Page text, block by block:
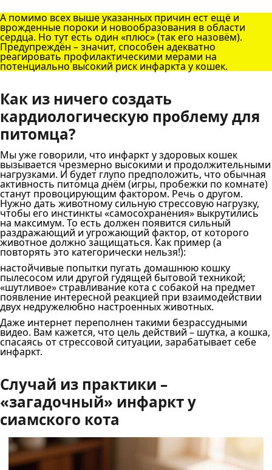
А помимо всех выше указанных причин ест ещё и
врожденные пороки и новообразования в области
сердца. Но тут есть один «плюс» (так его назовём).
Предупреждён – значит, способен адекватно
реагировать профилактическими мерами на
потенциально высокий риск инфаркта у кошек.
Как из ничего создать
кардиологическую проблему для
питомца?
Мы уже говорили, что инфаркт у здоровых кошек
вызывается чрезмерно высокими и продолжительными
нагрузками. И будет глупо предположить, что обычная
активность питомца днём (игры, пробежки по комнате)
станут провоцирующим фактором. Речь о другом.
Нужно дать животному сильную стрессовую нагрузку,
чтобы его инстинкты «самосохранения» выкрутились
на максимум. То есть должен появится сильный
раздражающий и угрожающий фактор, от которого
животное должно защищаться. Как пример (а
повторять это категорически нельзя!):
настойчивые попытки пугать домашнюю кошку
пылесосом или другой гудящей бытовой техникой;
«шутливое» стравливание кота с собакой на предмет
появление интересной реакцией при взаимодействии
двух недружелюбно настроенных животных.
Даже интернет переполнен такими безрассудными
видео. Вам кажется, что цель действий – шутка, а кошка,
спасаясь от стрессовой ситуации, зарабатывает себе
инфаркт.
Случай из практики –
«загадочный» инфаркт у
сиамского кота